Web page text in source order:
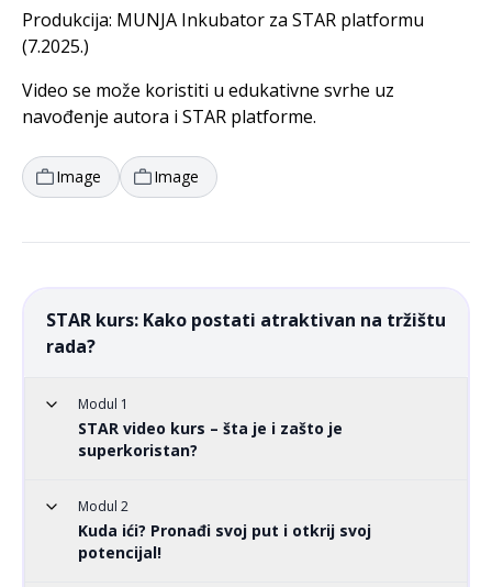
Produkcija: MUNJA Inkubator za STAR platformu
(7.2025.)
Video se može koristiti u edukativne svrhe uz
navođenje autora i STAR platforme.
Image Image
STAR kurs: Kako postati atraktivan na tržištu
rada?
Modul 1
STAR video kurs – šta je i zašto je
superkoristan?
Modul 2
Kuda ići? Pronađi svoj put i otkrij svoj
potencijal!